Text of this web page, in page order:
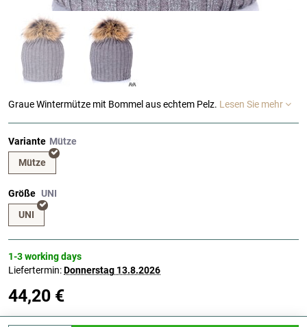
Graue Wintermütze mit Bommel aus echtem Pelz. Lesen Sie mehr
Variante
Mütze
Größe
UNI
1-3 working days
Liefertermin:Donnerstag 13.8.2026
44,20 €